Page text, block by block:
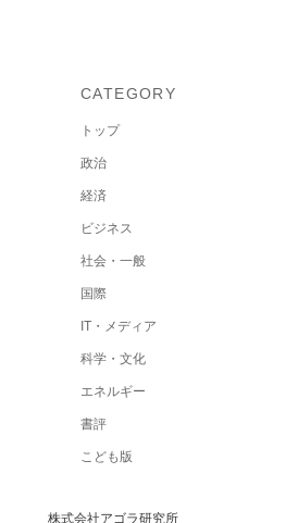
CATEGORY
トップ
政治
経済
ビジネス
社会・一般
国際
IT・メディア
科学・文化
エネルギー
書評
こども版
株式会社アゴラ研究所